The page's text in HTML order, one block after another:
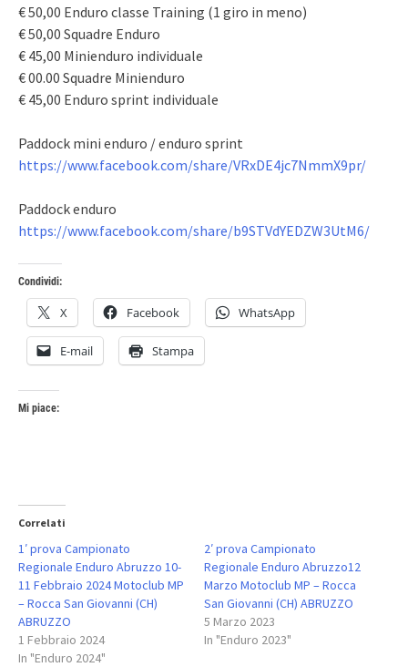
€ 50,00 Enduro classe Training (1 giro in meno)
€ 50,00 Squadre Enduro
€ 45,00 Minienduro individuale
€ 00.00 Squadre Minienduro
€ 45,00 Enduro sprint individuale
Paddock mini enduro / enduro sprint
https://www.facebook.com/share/VRxDE4jc7NmmX9pr/
Paddock enduro
https://www.facebook.com/share/b9STVdYEDZW3UtM6/
Condividi:
X Facebook WhatsApp
E-mail Stampa
Mi piace:
Correlati
1′ prova Campionato
Regionale Enduro Abruzzo 10-
11 Febbraio 2024 Motoclub MP
– Rocca San Giovanni (CH)
ABRUZZO
1 Febbraio 2024
In "Enduro 2024"
2′ prova Campionato
Regionale Enduro Abruzzo12
Marzo Motoclub MP – Rocca
San Giovanni (CH) ABRUZZO
5 Marzo 2023
In "Enduro 2023"